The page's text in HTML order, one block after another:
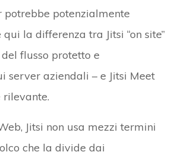
potenzialmente
la differenza tra Jitsi “on site”
flusso protetto e
server aziendali – e Jitsi Meet
rilevante.
Jitsi non usa mezzi termini
che la divide dai